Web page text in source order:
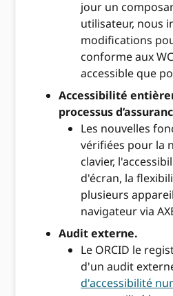
jour un
utilisateur, nous
modifications
conforme aux
accessible que
Accessibilité
processus
Les nouvelles
vérifiées pour la
clavier,
d'écran, la
plusieurs
navigateur via
Audit externe.
Le ORCID le
d'un audit
d'accessibilité